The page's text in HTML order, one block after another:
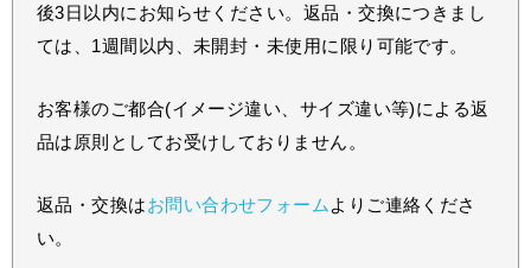
後3日以内にお知らせください。返品・交換につきまし
ては、1週間以内、未開封・未使用に限り可能です。
お客様のご都合(イメージ違い、サイズ違い等)による返
品は原則としてお受けしておりません。
返品・交換はお問い合わせフォーム よりご連絡くださ
い。